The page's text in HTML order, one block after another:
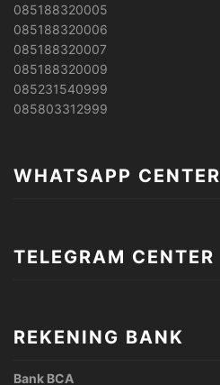
085188320005
085188320006
085188320007
085188320009
085231540999
085803312999
WHATSAPP CENTER
TELEGRAM CENTER
REKENING BANK
Bank BCA